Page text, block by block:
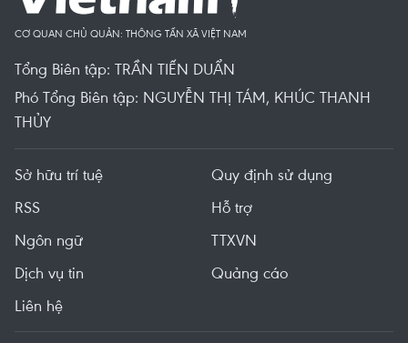
CƠ QUAN CHỦ QUẢN: THÔNG TẤN XÃ VIỆT NAM
Tổng Biên tập: TRẦN TIẾN DUẨN
Phó Tổng Biên tập: NGUYỄN THỊ TÁM, KHÚC THANH
THỦY
Sở hữu trí tuệ
Quy định sử dụng
RSS
Hỗ trợ
Ngôn ngữ
TTXVN
Dịch vụ tin
Quảng cáo
Liên hệ